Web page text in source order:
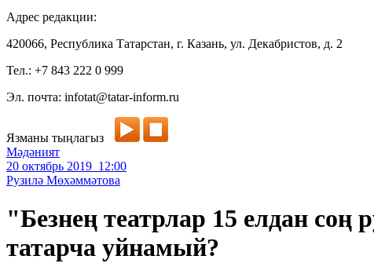
Адрес редакции:
420066, Республика Татарстан, г. Казань, ул. Декабристов, д. 2
Тел.: +7 843 222 0 999
Эл. почта: infotat@tatar-inform.ru
Язманы тыңлагыз
Мәдәният
20 октябрь 2019 12:00
Рузилә Мөхәммәтова
"Безнең театрлар 15 елдан соң
татарча уйнамый?